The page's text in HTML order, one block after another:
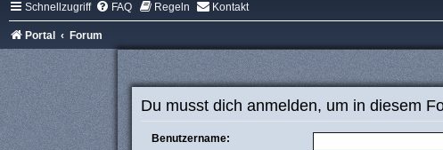
Schnellzugriff FAQ Regeln Kontakt
Portal Forum
Du musst dich anmelden, um in diesem
Benutzername: